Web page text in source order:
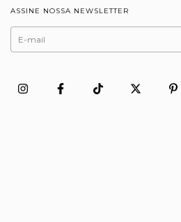
ASSINE NOSSA NEWSLETTER